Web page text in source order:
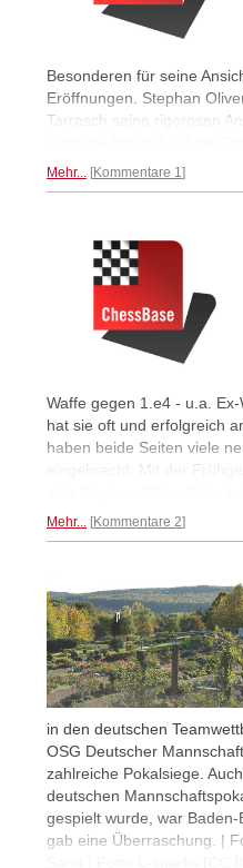
Besonderen für seine
Eröffnungen. Stephan
Tarrasch seine rigorosen
Mehr... Kommentare 1
Waffe gegen 1.e4 - u.a.
hat sie oft und erfolgreich
haben beide Seiten viele
eingebracht. Mit der
Mehr... Kommentare 2
in den deutschen
OSG Deutscher
zahlreiche Pokalsiege.
deutschen
gespielt wurde, war
gab eine Überraschung. |